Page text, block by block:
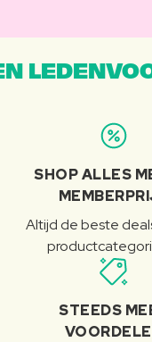
SHOP ALLES
Altijd de beste
STEEDS